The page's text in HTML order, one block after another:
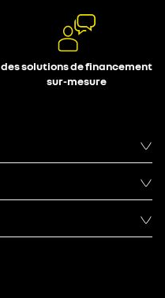
des solutions de financement
sur-mesure